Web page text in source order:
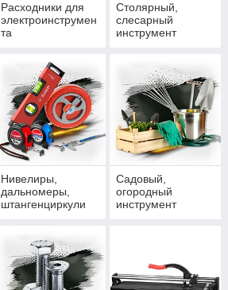
Расходники для
электроинструмен
та
Столярный,
слесарный
инструмент
Нивелиры,
дальномеры,
штангенциркули
Садовый,
огородный
инструмент